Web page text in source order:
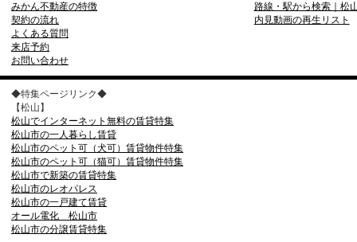
みかん不動産の特徴
契約の流れ
よくある質問
来店予約
お問い合わせ
路線・駅から検索｜松
内見動画の再生リスト
◆特集ページリンク◆
【松山】
松山でインターネット無料の賃貸特集
松山市の一人暮らし賃貸
松山市のペット可（犬可）賃貸物件特集
松山市のペット可（猫可）賃貸物件特集
松山市で新築の賃貸特集
松山市のレオパレス
松山市の一戸建て賃貸
オール電化 松山市
松山市の分譲賃貸特集